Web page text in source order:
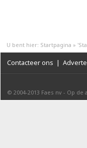
U bent hier: Startpagina »
Contacteer ons |
© 2004-2013 Faes nv - Op de